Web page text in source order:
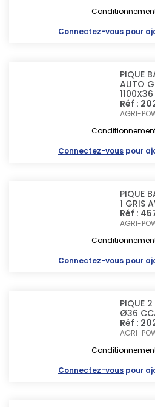
Connectez-vous pour
PIQUE
AUTO
1100X36
Réf :
AGRI-
Connectez-vous pour
PIQUE
1 GRIS
Réf :
AGRI-
Connectez-vous pour
PIQUE 2
Ø36
Réf :
AGRI-
Connectez-vous pour